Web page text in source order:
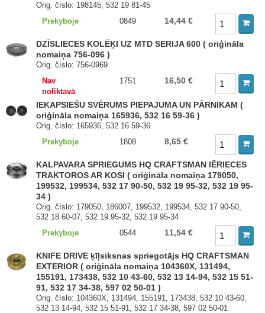
Orig. číslo: 198145, 532 19 81-45
Prekyboje
0849 14,44 €
DZĪSLIECES KOLĒĶI UZ MTD SERIJA 600 ( oriģināla
nomaiņa 756-096 )
Orig. číslo: 756-0969
Nav
noliktavā
1751 16,50 €
IEKAPSIEŠU SVĒRUMS PIEPAJUMA UN PĀRNIKAM (
oriģināla nomaiņa 165936, 532 16 59-36 )
Orig. číslo: 165936, 532 16 59-36
Prekyboje
1808 8,65 €
KALPAVARA SPRIEGUMS HQ CRAFTSMAN IĒRIECES
TRAKTOROS AR KOSI ( oriģināla nomaiņa 179050,
199532, 199534, 532 17 90-50, 532 19 95-32, 532 19 95-
34 )
Orig. číslo: 179050, 186007, 199532, 199534, 532 17 90-50,
532 18 60-07, 532 19 95-32, 532 19 95-34
Prekyboje
0544 11,54 €
KNIFE DRIVE ķīļsiksnas spriegotājs HQ CRAFTSMAN
EXTERIOR ( oriģināla nomaiņa 104360X, 131494,
155191, 173438, 532 10 43-60, 532 13 14-94, 532 15 51-
91, 532 17 34-38, 597 02 50-01 )
Orig. číslo: 104360X, 131494, 155191, 173438, 532 10 43-60,
532 13 14-94, 532 15 51-91, 532 17 34-38, 597 02 50-01